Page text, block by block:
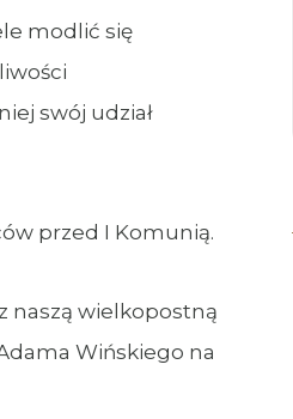
modlić się
swój udział
przed I Komunią.
naszą wielkopostną
Wińskiego na